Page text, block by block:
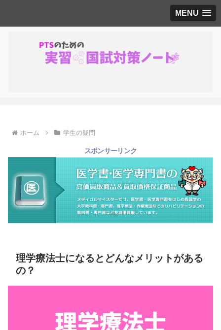
MENU
ホーム 学生の疑問
スポンサーリンク
理学療法士になるとどんなメリットがある
の？